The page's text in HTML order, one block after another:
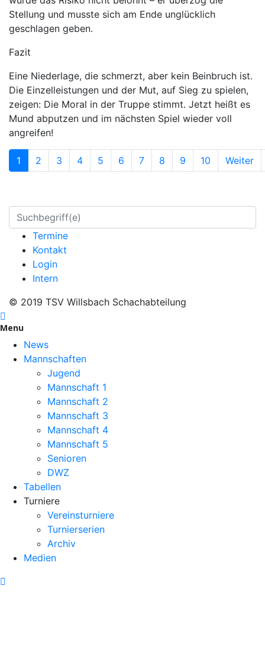
Stellung und musste sich am Ende unglücklich
geschlagen geben.
Fazit
Eine Niederlage, die schmerzt, aber kein Beinbruch ist.
Die Einzelleistungen und der Mut, auf Sieg zu spielen,
zeigen: Die Moral in der Truppe stimmt. Jetzt heißt es
Mund abputzen und im nächsten Spiel wieder voll
angreifen!
1 2 3 4 5 6 7 8 9 10 Weiter
Termine
Kontakt
Login
Intern
© 2019 TSV Willsbach Schachabteilung
Menu
News
Mannschaften
Jugend
Mannschaft 1
Mannschaft 2
Mannschaft 3
Mannschaft 4
Mannschaft 5
Senioren
DWZ
Tabellen
Turniere
Vereinsturniere
Turnierserien
Archiv
Medien